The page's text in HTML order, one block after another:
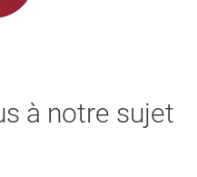
à notre sujet